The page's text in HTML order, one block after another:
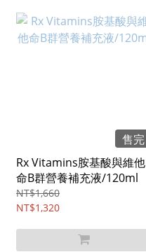
售完
Rx Vitamins胺基酸與維他
命B群營養補充液/120ml
NT$1,660
NT$1,320